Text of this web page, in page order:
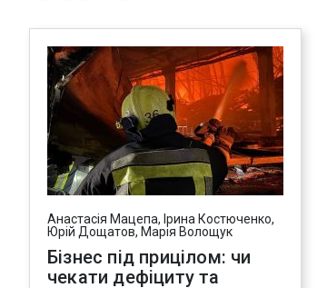
Анастасія Мацепа, Ірина Костюченко,
Юрій Дощатов, Марія Волощук
Бізнес під прицілом: чи
чекати дефіциту та